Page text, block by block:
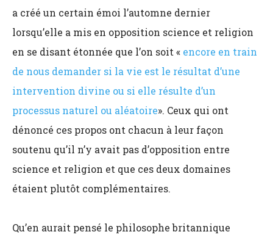
a créé un certain émoi l’automne dernier
lorsqu’elle a mis en opposition science et religion
en se disant étonnée que l’on soit « encore en train
de nous demander si la vie est le résultat d’une
intervention divine ou si elle résulte d’un
processus naturel ou aléatoire». Ceux qui ont
dénoncé ces propos ont chacun à leur façon
soutenu qu’il n’y avait pas d’opposition entre
science et religion et que ces deux domaines
étaient plutôt complémentaires.
Qu’en aurait pensé le philosophe britannique